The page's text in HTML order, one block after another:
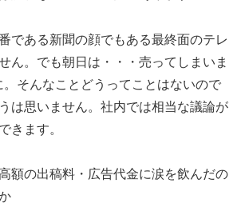
である新聞の顔でもある最終面のテレ
ん。でも朝日は・・・売ってしまいま
。そんなことどうってことはないので
は思いません。社内では相当な議論が
きます。
額の出稿料・広告代金に涙を飲んだの